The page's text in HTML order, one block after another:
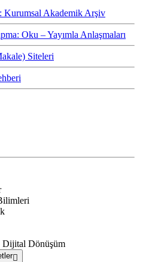
Kurumsal Akademik Arşiv
Oku – Yayımla Anlaşmaları
Siteleri
Dijital Dönüşüm